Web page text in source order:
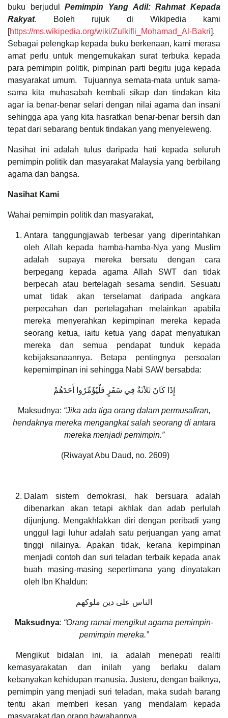
buku berjudulPemimpin Yang Adil: Rahmat Kepada
Rakyat. Boleh rujuk di Wikipedia kami
[https://ms.wikipedia.org/wiki/Zulkifli_Mohamad_Al-Bakri].
Sebagai pelengkap kepada buku berkenaan, kami merasa
amat perlu untuk mengemukakan surat terbuka kepada
para pemimpin politik, pimpinan parti begitu juga kepada
masyarakat umum. Tujuannya semata-mata untuk sama-
sama kita muhasabah kembali sikap dan tindakan kita
agar ia benar-benar selari dengan nilai agama dan insani
sehingga apa yang kita hasratkan benar-benar bersih dan
tepat dari sebarang bentuk tindakan yang menyeleweng.
Nasihat ini adalah tulus daripada hati kepada seluruh
pemimpin politik dan masyarakat Malaysia yang berbilang
agama dan bangsa.
Nasihat Kami
Wahai pemimpin politik dan masyarakat,
Antara tanggungjawab terbesar yang diperintahkan
oleh Allah kepada hamba-hamba-Nya yang Muslim
adalah supaya mereka bersatu dengan cara
berpegang kepada agama Allah SWT dan tidak
berpecah atau bertelagah sesama sendiri. Sesuatu
umat tidak akan terselamat daripada angkara
perpecahan dan pertelagahan melainkan apabila
mereka menyerahkan kepimpinan mereka kepada
seorang ketua, iaitu ketua yang dapat menyatukan
mereka dan semua pendapat tunduk kepada
kebijaksanaannya. Betapa pentingnya persoalan
kepemimpinan ini sehingga Nabi SAW bersabda:
إِذَا كَانَ ثَلاَثَةٌ فِي سَفَرٍ فَلْيُؤَمِّرُوا أَحَدَهُمْ
Maksudnya: “Jika ada tiga orang dalam permusafiran,
hendaknya mereka mengangkat salah seorang di antara
mereka menjadi pemimpin.”
(Riwayat Abu Daud, no. 2609)
Dalam sistem demokrasi, hak bersuara adalah
dibenarkan akan tetapi akhlak dan adab perlulah
dijunjung. Mengakhlakkan diri dengan peribadi yang
unggul lagi luhur adalah satu perjuangan yang amat
tinggi nilainya. Apakan tidak, kerana kepimpinan
menjadi contoh dan suri teladan terbaik kepada anak
buah masing-masing sepertimana yang dinyatakan
oleh Ibn Khaldun:
الناس على دين ملوكهم
Maksudnya: “Orang ramai mengikut agama pemimpin-
pemimpin mereka.”
Mengikut bidalan ini, ia adalah menepati realiti
kemasyarakatan dan inilah yang berlaku dalam
kebanyakan kehidupan manusia. Justeru, dengan baiknya,
pemimpin yang menjadi suri teladan, maka sudah barang
tentu akan memberi kesan yang mendalam kepada